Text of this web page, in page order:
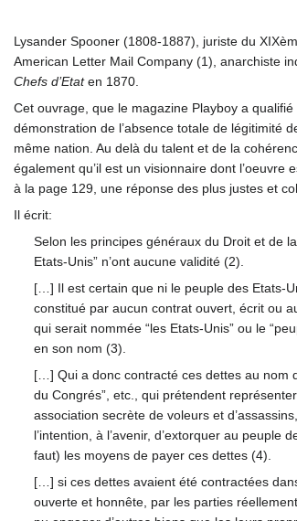
Lysander Spooner (1808-1887), juriste du
American Letter Mail Company (1), anarchiste
Chefs d’Etaten 1870.
Cet ouvrage, que le magazine Playboy a
démonstration de l’absence totale de légitimité
même nation. Au delà du talent et de la
également qu’il est un visionnaire dont
à la page 129, une réponse des plus justes et
Il écrit:
Selon les principes généraux du Droit et de
Etats-Unis” n’ont aucune validité (2).
[…] Il est certain que ni le peuple des Etats-
constitué par aucun contrat ouvert, écrit ou
qui serait nommée “les Etats-Unis” ou le
en son nom (3).
[…] Qui a donc contracté ces dettes au nom
du Congrés”, etc., qui prétendent
association secrète de voleurs et
l’intention, à l’avenir, d’extorquer au peuple
faut) les moyens de payer ces dettes (4).
[…] si ces dettes avaient été contractées
ouverte et honnête, par les parties